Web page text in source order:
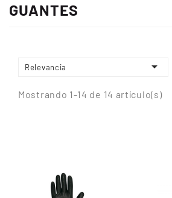
GUANTES
Relevancia 
Mostrando 1-14 de 14 artículo(s)